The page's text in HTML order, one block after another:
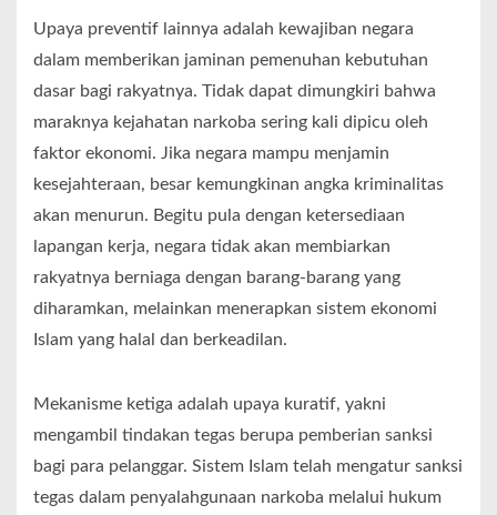
Upaya preventif lainnya adalah kewajiban negara
dalam memberikan jaminan pemenuhan kebutuhan
dasar bagi rakyatnya. Tidak dapat dimungkiri bahwa
maraknya kejahatan narkoba sering kali dipicu oleh
faktor ekonomi. Jika negara mampu menjamin
kesejahteraan, besar kemungkinan angka kriminalitas
akan menurun. Begitu pula dengan ketersediaan
lapangan kerja, negara tidak akan membiarkan
rakyatnya berniaga dengan barang-barang yang
diharamkan, melainkan menerapkan sistem ekonomi
Islam yang halal dan berkeadilan.
Mekanisme ketiga adalah upaya kuratif, yakni
mengambil tindakan tegas berupa pemberian sanksi
bagi para pelanggar. Sistem Islam telah mengatur sanksi
tegas dalam penyalahgunaan narkoba melalui hukum